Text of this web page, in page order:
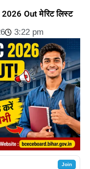
Out मेरिट लिस्ट
3:22 pm
Join